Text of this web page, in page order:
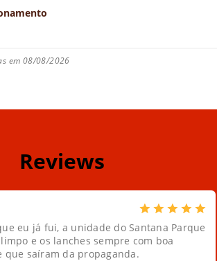
em 08/08/2026
Reviews
eu já fui, a unidade do Santana Parque
e os lanches sempre com boa
que saíram da propaganda.